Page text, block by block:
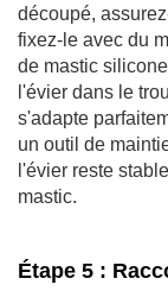
découpé,
fixez-le avec du
de mastic
l'évier dans le
s'adapte
un outil de
l'évier reste
mastic.
Étape 5 :